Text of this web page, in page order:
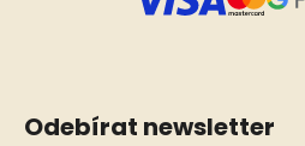
Odebírat newsletter